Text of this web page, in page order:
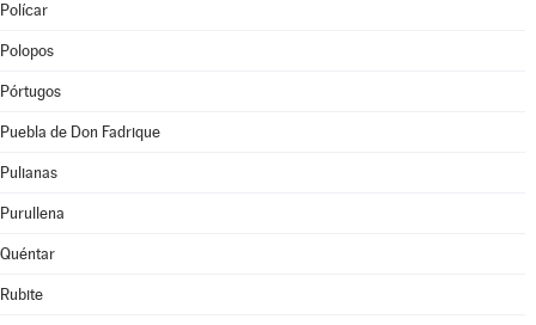
Polícar
Polopos
Pórtugos
Puebla de Don Fadrique
Pulianas
Purullena
Quéntar
Rubite